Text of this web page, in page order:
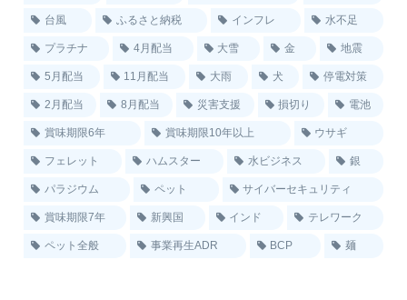
台風 ふるさと納税 インフレ 水不足
プラチナ 4月配当 大雪 金 地震
5月配当 11月配当 大雨 犬 停電対策
2月配当 8月配当 災害支援 損切り 電池
賞味期限6年 賞味期限10年以上 ウサギ
フェレット ハムスター 水ビジネス 銀
パラジウム ペット サイバーセキュリティ
賞味期限7年 新興国 インド テレワーク
ペット全般 事業再生ADR BCP 麺